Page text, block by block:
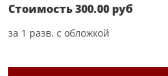
Стоимость300.00 руб
за 1 разв. с обложкой